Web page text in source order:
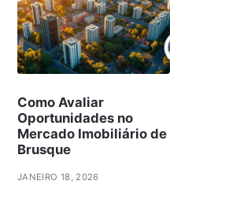
Como Avaliar
Oportunidades no
Mercado Imobiliário de
Brusque
JANEIRO 18, 2026